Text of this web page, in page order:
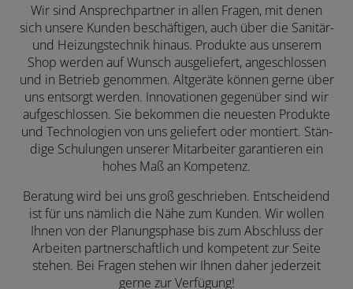
Wir sind Ansprechpartner in allen Fragen, mit denen
sich unsere Kunden beschäftigen, auch über die Sanitär-
und Heizungs­technik hinaus. Produkte aus unserem
Shop werden auf Wunsch aus­gelie­fert, ange­schlos­sen
und in Betrieb genom­men. Altgeräte können gerne über
uns entsorgt werden. Inno­vatio­nen gegen­über sind wir
aufge­schlossen. Sie bekommen die neuesten Produkte
und Techno­logien von uns gelie­fert oder montiert. Stän­
dige Schu­lungen unserer Mitar­beiter garan­tieren ein
hohes Maß an Kompetenz.
Beratung wird bei uns groß geschrieben. Entscheidend
ist für uns nämlich die Nähe zum Kunden. Wir wollen
Ihnen von der Planungsphase bis zum Abschluss der
Arbeiten partnerschaftlich und kompetent zur Seite
stehen. Bei Fragen stehen wir Ihnen daher jederzeit
gerne zur Verfügung!